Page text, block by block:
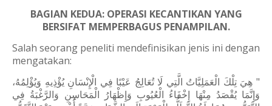
BAGIAN KEDUA: OPERASI KECANTIKAN YANG
BERSIFAT MEMPERBAGUS PENAMPILAN.
Salah seorang peneliti mendefinisikan jenis ini dengan
mengatakan:
" هِيَ تِلْكَ الْعَمَلِيَّاتُ الَّتِي لَا تُعَالِجُ عَيْبًا فِي الْإِنْسَانِ يُؤْذِيهِ وَيُؤْلِمُهُ،
وَإِنَّمَا يُقْصَدُ مِنْهَا إِخْفَاءُ الْعُيُوبِ وَإِظْهَارُ الْمَحَاسِنِ وَالرَّغْبَةُ فِي